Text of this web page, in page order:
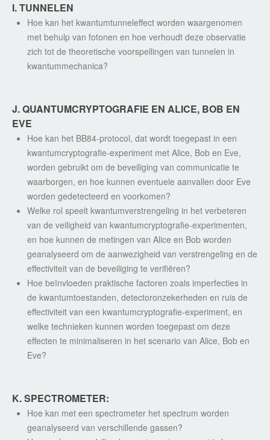
I. TUNNELEN
Hoe kan het kwantumtunneleffect worden waargenomen
met behulp van fotonen en hoe verhoudt deze observatie
zich tot de theoretische voorspellingen van tunnelen in
kwantummechanica?
J. QUANTUMCRYPTOGRAFIE EN ALICE, BOB EN
EVE
Hoe kan het BB84-protocol, dat wordt toegepast in een
kwantumcryptografie-experiment met Alice, Bob en Eve,
worden gebruikt om de beveiliging van communicatie te
waarborgen, en hoe kunnen eventuele aanvallen door Eve
worden gedetecteerd en voorkomen?
Welke rol speelt kwantumverstrengeling in het verbeteren
van de veiligheid van kwantumcryptografie-experimenten,
en hoe kunnen de metingen van Alice en Bob worden
geanalyseerd om de aanwezigheid van verstrengeling en de
effectiviteit van de beveiliging te verifiëren?
Hoe beïnvloeden praktische factoren zoals imperfecties in
de kwantumtoestanden, detectoronzekerheden en ruis de
effectiviteit van een kwantumcryptografie-experiment, en
welke technieken kunnen worden toegepast om deze
effecten te minimaliseren in het scenario van Alice, Bob en
Eve?
K. SPECTROMETER:
Hoe kan met een spectrometer het spectrum worden
geanalyseerd van verschillende gassen?